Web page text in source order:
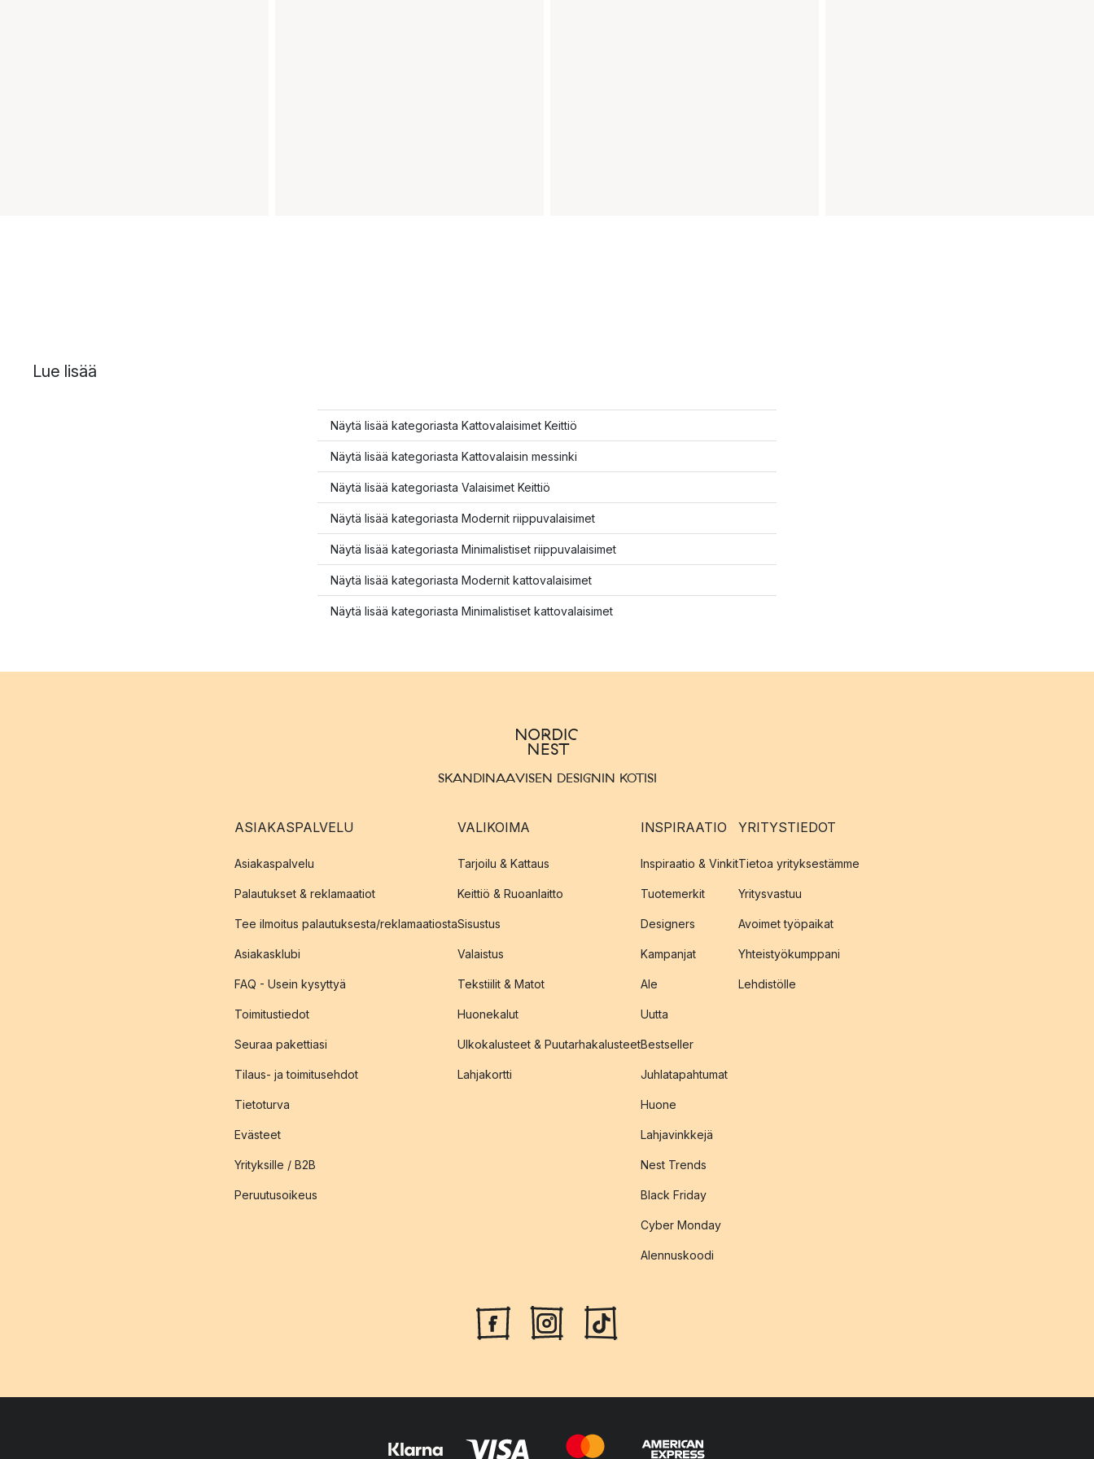
Lue lisää
Näytä lisää kategoriasta Kattovalaisimet Keittiö
Näytä lisää kategoriasta Kattovalaisin messinki
Näytä lisää kategoriasta Valaisimet Keittiö
Näytä lisää kategoriasta Modernit riippuvalaisimet
Näytä lisää kategoriasta Minimalistiset riippuvalaisimet
Näytä lisää kategoriasta Modernit kattovalaisimet
Näytä lisää kategoriasta Minimalistiset kattovalaisimet
SKANDINAAVISEN DESIGNIN KOTISI
ASIAKASPALVELU
Asiakaspalvelu
Palautukset & reklamaatiot
Tee ilmoitus palautuksesta/reklamaatiosta
Asiakasklubi
FAQ - Usein kysyttyä
Toimitustiedot
Seuraa pakettiasi
Tilaus- ja toimitusehdot
Tietoturva
Evästeet
Yrityksille / B2B
Peruutusoikeus
VALIKOIMA
Tarjoilu & Kattaus
Keittiö & Ruoanlaitto
Sisustus
Valaistus
Tekstiilit & Matot
Huonekalut
Ulkokalusteet & Puutarhakalusteet
Lahjakortti
INSPIRAATIO
Inspiraatio & Vinkit
Tuotemerkit
Designers
Kampanjat
Ale
Uutta
Bestseller
Juhlatapahtumat
Huone
Lahjavinkkejä
Nest Trends
Black Friday
Cyber Monday
Alennuskoodi
YRITYSTIEDOT
Tietoa yrityksestämme
Yritysvastuu
Avoimet työpaikat
Yhteistyökumppani
Lehdistölle